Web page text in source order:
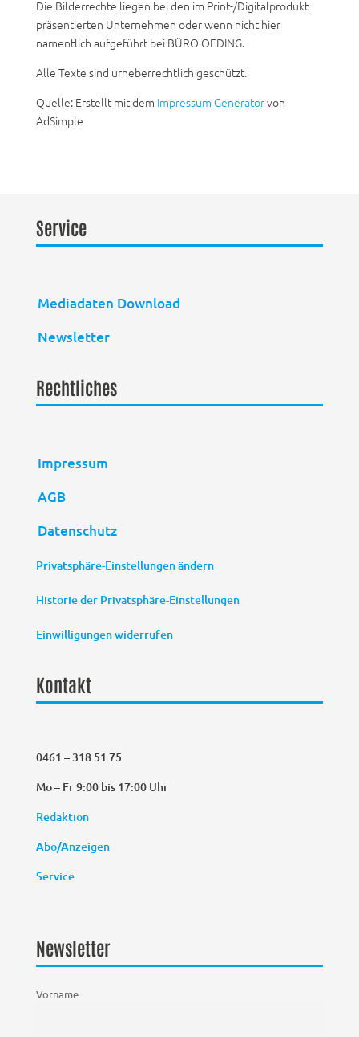
Die Bilderrechte liegen bei den im Print-/Digitalprodukt
präsentierten Unternehmen oder wenn nicht hier
namentlich aufgeführt bei BÜRO OEDING.
Alle Texte sind urheberrechtlich geschützt.
Quelle: Erstellt mit dem Impressum Generatorvon
AdSimple
Service
Mediadaten Download
Newsletter
Rechtliches
Impressum
AGB
Datenschutz
Privatsphäre-Einstellungen ändern
Historie der Privatsphäre-Einstellungen
Einwilligungen widerrufen
Kontakt
0461 – 318 51 75
Mo – Fr 9:00 bis 17:00 Uhr
Redaktion
Abo/Anzeigen
Service
Newsletter
Vorname